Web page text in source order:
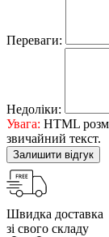
Переваги:
Недоліки:
Увага: HTML
звичайний текст.
Залишити відгук
Швидка доставка
зі свого складу